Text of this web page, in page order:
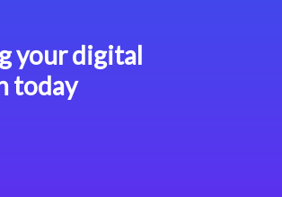
your digital
today